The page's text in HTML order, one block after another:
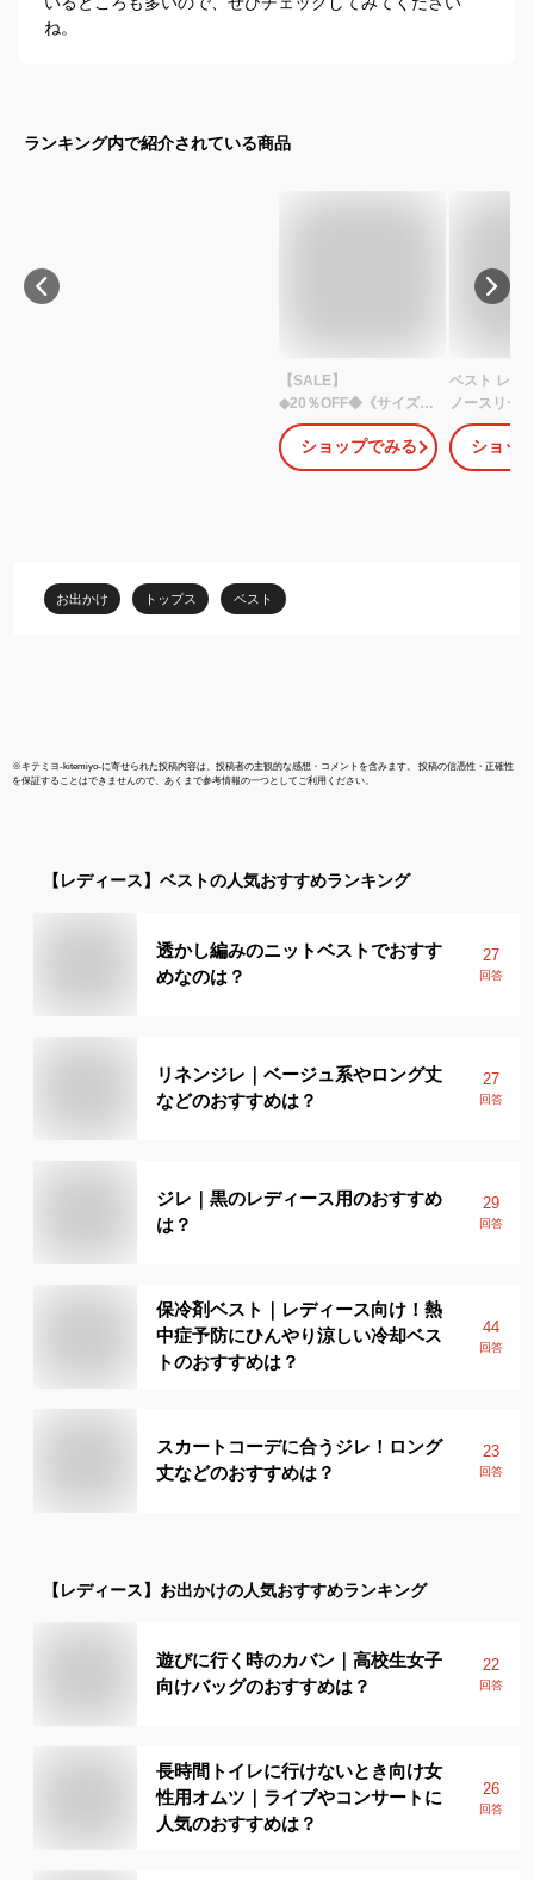
ね。
ランキング内で紹介されている商品
【SALE】
◆20％OFF◆《サイズ交
換無料》ジレ きれいめ
オフィス レディース カ
ットソー素材 パール調
ママ 母 母親 服装 おしゃ
れ オフィス 通勤 オフィ
ショップでみる
ベスト レデ
ノースリー
プス ペプラ
Vネック ウ
裾フレア 体
ショッ
お出かけ トップス ベスト
※キテミヨ-kitemiyo-に寄せられた投稿内容は、投稿者の主観的な感想・コメントを含みます。 投稿の信憑性・正確性
を保証することはできませんので、あくまで参考情報の一つとしてご利用ください。
【レディース】 ベストの人気おすすめランキング
透かし編みのニットベストでおすす
めなのは？
27
回答
リネンジレ｜ベージュ系やロング丈
などのおすすめは？
27
回答
ジレ｜黒のレディース用のおすすめ
は？
29
回答
保冷剤ベスト｜レディース向け！熱
中症予防にひんやり涼しい冷却ベス
トのおすすめは？
44
回答
スカートコーデに合うジレ！ロング
丈などのおすすめは？
23
回答
【レディース】 お出かけの人気おすすめランキング
遊びに行く時のカバン｜高校生女子
向けバッグのおすすめは？
22
回答
長時間トイレに行けないとき向け女
性用オムツ｜ライブやコンサートに
人気のおすすめは？
26
回答